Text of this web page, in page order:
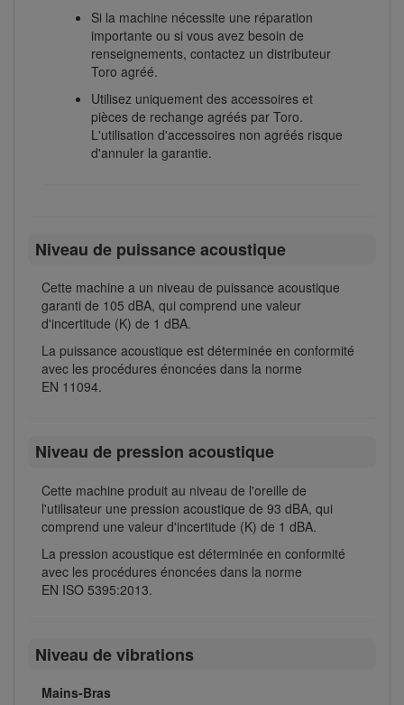
Si la machine nécessite une réparation
importante ou si vous avez besoin de
renseignements, contactez un distributeur
Toro agréé.
Utilisez uniquement des accessoires et
pièces de rechange agréés par Toro.
L'utilisation d'accessoires non agréés risque
d'annuler la garantie.
Niveau de puissance acoustique
Cette machine a un niveau de puissance acoustique
garanti de 105 dBA, qui comprend une valeur
d'incertitude (K) de 1 dBA.
La puissance acoustique est déterminée en conformité
avec les procédures énoncées dans la norme
EN 11094.
Niveau de pression acoustique
Cette machine produit au niveau de l'oreille de
l'utilisateur une pression acoustique de 93 dBA, qui
comprend une valeur d'incertitude (K) de 1 dBA.
La pression acoustique est déterminée en conformité
avec les procédures énoncées dans la norme
EN ISO 5395:2013.
Niveau de vibrations
Mains-Bras